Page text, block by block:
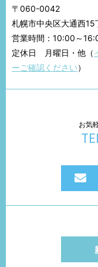
〒060-0042
札幌市中央区大通西
営業時間：10:00～
定休日 月曜日・他（
ーご確認ください）
お気